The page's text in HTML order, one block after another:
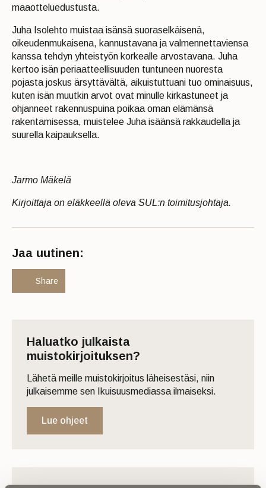
maaotteluedustusta.
Juha Isolehto muistaa isänsä suoraselkäisenä,
oikeudenmukaisena, kannustavana ja valmennettaviensa
kanssa tehdyn yhteistyön korkealle arvostavana. Juha
kertoo isän periaatteellisuuden tuntuneen nuoresta
pojasta joskus ärsyttävältä, aikuistuttuani tuo ominaisuus,
kuten isän muutkin arvot ovat minulle kirkastuneet ja
ohjanneet rakennuspuina poikaa oman elämänsä
rakentamisessa, muistelee Juha isäänsä rakkaudella ja
suurella kaipauksella.
Jarmo Mäkelä
Kirjoittaja on eläkkeellä oleva SUL:n toimitusjohtaja.
Jaa uutinen:
Share
Haluatko julkaista
muistokirjoituksen?
Lähetä meille muistokirjoitus läheisestäsi, niin
julkaisemme sen Ikuisuusmediassa ilmaiseksi.
Lue ohjeet